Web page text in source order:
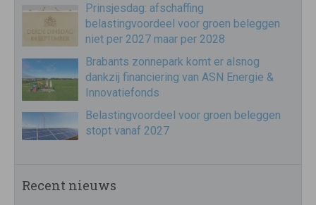
Prinsjesdag: afschaffing
belastingvoordeel voor groen beleggen
niet per 2027 maar per 2028
Brabants zonnepark komt er alsnog
dankzij financiering van ASN Energie &
Innovatiefonds
Belastingvoordeel voor groen beleggen
stopt vanaf 2027
Recent nieuws